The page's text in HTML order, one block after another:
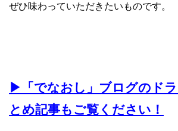
ぜひ味わっていただきたいものです。
▶︎「でなおし」ブログのド
とめ記事もご覧ください！